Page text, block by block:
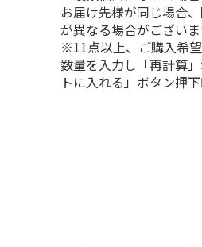
お届け先様が同じ場合
が異なる場合がござい
※11点以上、ご購入希
数量を入力し「再計算
トに入れる」ボタン押